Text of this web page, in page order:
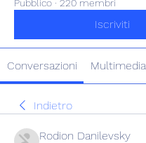
Pubblico · 220 membri
Iscriviti
Conversazioni Multimedia
Indietro
Rodion Danilevsky